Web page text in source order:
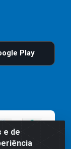
e de